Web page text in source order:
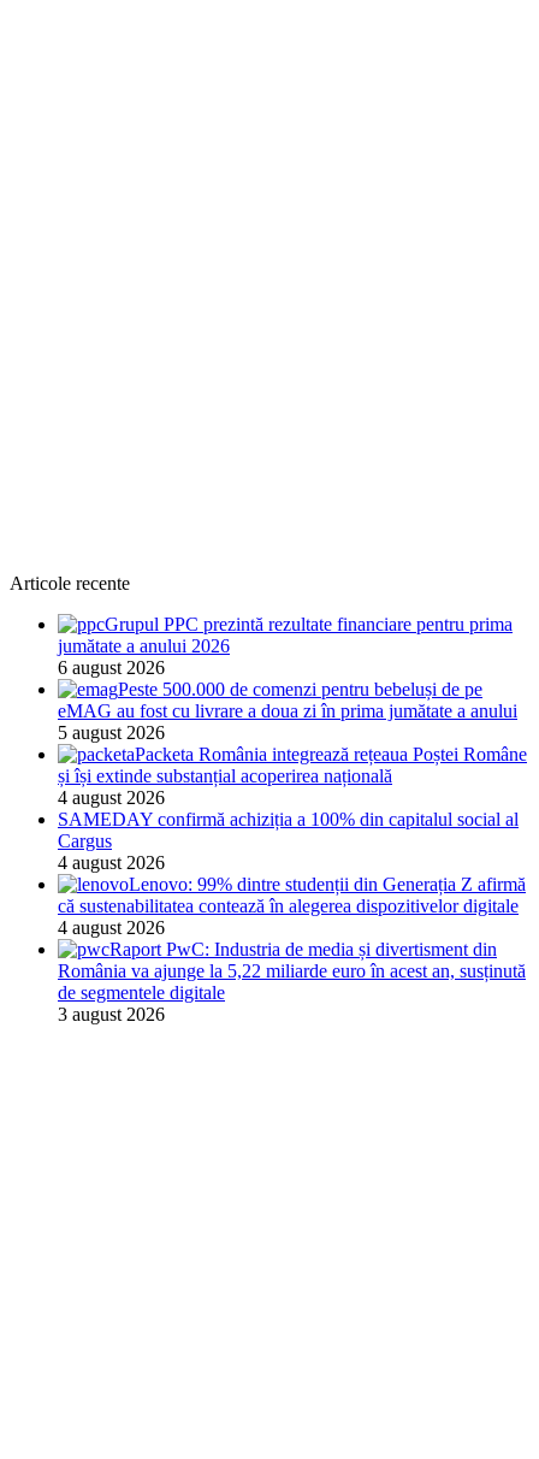
Articole recente
Grupul PPC prezintă rezultate financiare pentru prima
jumătate a anului 2026
6 august 2026
Peste 500.000 de comenzi pentru bebeluși de pe
eMAG au fost cu livrare a doua zi în prima jumătate a anului
5 august 2026
Packeta România integrează rețeaua Poștei Române
și își extinde substanțial acoperirea națională
4 august 2026
SAMEDAY confirmă achiziția a 100% din capitalul social al
Cargus
4 august 2026
Lenovo: 99% dintre studenții din Generația Z afirmă
că sustenabilitatea contează în alegerea dispozitivelor digitale
4 august 2026
Raport PwC: Industria de media și divertisment din
România va ajunge la 5,22 miliarde euro în acest an, susținută
de segmentele digitale
3 august 2026